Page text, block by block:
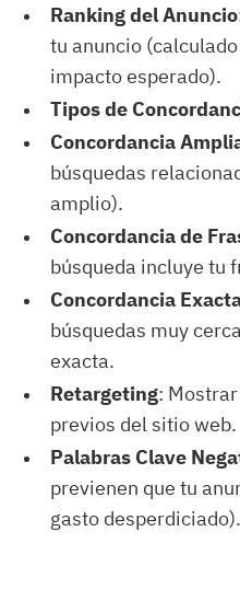
Ranking del Anuncio
tu anuncio
impacto esperado).
Tipos de
Concordancia
búsquedas
amplio).
Concordancia de
búsqueda incluye tu
Concordancia
búsquedas muy
exacta.
Retargeting:
previos del sitio web.
Palabras Clave
previenen que tu
gasto desperdiciado).